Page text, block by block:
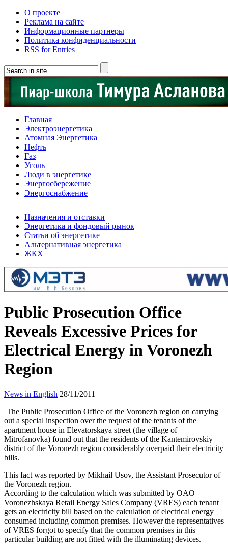
О проекте
Реклама на сайте
Информационные партнеры
Политика конфиденциальности
RSS for Entries
Главная
Электроэнергетика
Атомная Энергетика
Нефть
Газ
Уголь
Люди в энергетике
Энергосбережение
Энергоснабжение
Назначения и отставки
Энергетика и фондовый рынок
Статьи об энергетике
Альтернативная энергетика
ЖКХ
Public Prosecution Office
Reveals Excessive Prices for
Electrical Energy in Voronezh
Region
News in English 28/11/2011
The Public Prosecution Office of the Voronezh region on carrying
out a special inspection over the request of the tenants of the
apartment house in Elevatorskaya street (the village of
Mitrofanovka) found out that the residents of the Kantemirovskiy
district of the Voronezh region considerably overpaid their electricity
bills.
This fact was reported by Mikhail Usov, the Assistant Prosecutor of
the Voronezh region.
According to the calculation which was submitted by OAO
Voronezhskaya Retail Energy Sales Company (VRES) each tenant
gets an electricity bill based on the calculation of electrical energy
consumed including common premises. However the representatives
of VRES forgot to specify that the common premises in this
particular building are not fitted with the illuminating devices.